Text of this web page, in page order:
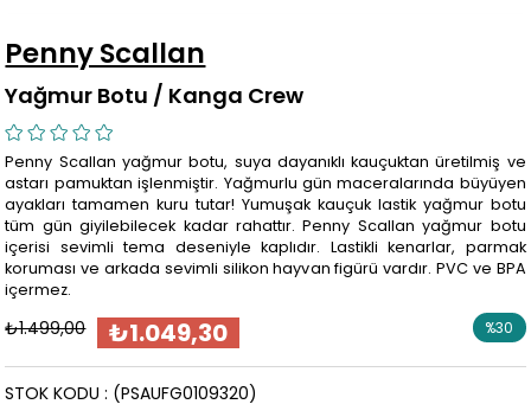
Penny Scallan
Yağmur Botu / Kanga Crew
Penny Scallan yağmur botu, suya dayanıklı kauçuktan üretilmiş ve
astarı pamuktan işlenmiştir. Yağmurlu gün maceralarında büyüyen
ayakları tamamen kuru tutar! Yumuşak kauçuk lastik yağmur botu
tüm gün giyilebilecek kadar rahattır. Penny Scallan yağmur botu
içerisi sevimli tema deseniyle kaplıdır. Lastikli kenarlar, parmak
koruması ve arkada sevimli silikon hayvan figürü vardır. PVC ve BPA
içermez.
₺1.499,00 ₺1.049,30 %30
(PSAUFG0109320)
STOK KODU